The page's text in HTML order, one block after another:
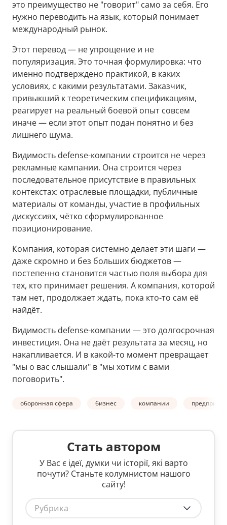
это преимущество не "говорит" само за себя. Его
нужно переводить на язык, который понимает
международный рынок.
Этот перевод — не упрощение и не
популяризация. Это точная формулировка: что
именно подтверждено практикой, в каких
условиях, с какими результатами. Заказчик,
привыкший к теоретическим спецификациям,
реагирует на реальный боевой опыт совсем
иначе — если этот опыт подан понятно и без
лишнего шума.
Видимость defense-компании строится не через
рекламные кампании. Она строится через
последовательное присутствие в правильных
контекстах: отраслевые площадки, публичные
материалы от команды, участие в профильных
дискуссиях, чётко сформулированное
позиционирование.
Компания, которая системно делает эти шаги —
даже скромно и без больших бюджетов —
постепенно становится частью поля выбора для
тех, кто принимает решения. А компания, которой
там нет, продолжает ждать, пока кто-то сам её
найдёт.
Видимость defense-компании — это долгосрочная
инвестиция. Она не даёт результата за месяц, но
накапливается. И в какой-то момент превращает
"мы о вас слышали" в "мы хотим с вами
поговорить".
оборонная сфера бизнес компании
Стать автором
У Вас є ідеї, думки чи історії, які варто
почути? Станьте колумнистом нашого
сайту!
Рубрика